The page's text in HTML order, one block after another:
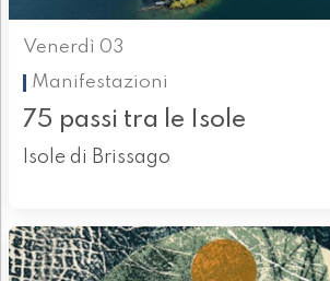
Venerdì 03
Manifestazioni
75 passi tra le Isole
Isole di Brissago